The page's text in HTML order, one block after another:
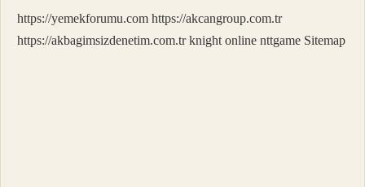
https://yemekforumu.com https://akcangroup.com.tr
https://akbagimsizdenetim.com.tr knight online nttgame Sitemap